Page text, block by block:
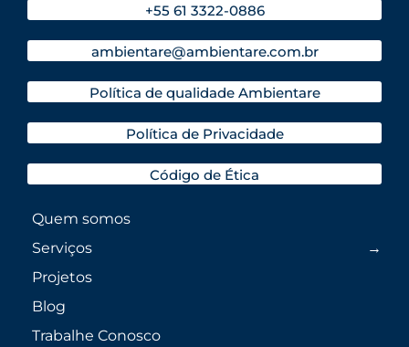
+55 61 3322-0886
ambientare@ambientare.com.br
Política de qualidade Ambientare
Política de Privacidade
Código de Ética
Quem somos
Serviços
Projetos
Blog
Trabalhe Conosco